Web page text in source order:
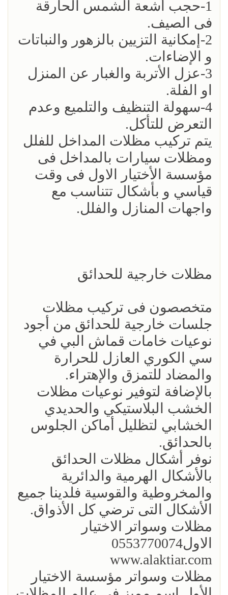
1-حجب أشعة الشمس الحارقة
فى الصيف.
2-إمكانية التزيين بالزهور والنباتات
و الإضاءات.
3-عزل الأتربة والغبار عن المنزل
او الفلة.
4-سهولة التنظيف والتلميع وعدم
التعرض للتأكل.
يتم تركيب مظلات المداخل للفلل
ومظلات سيارات بالمداخل فى
مؤسسة الأختيار الاول فى وقت
قياسي و بأشكال تتناسب مع
واجهات المنازل والفلل.
مظلات خارجية للحدائق
متخصصون فى تركيب مظلات
جلسات خارجية للحدائق من أجود
نوعيات خامات قماش البي في
سي الكوري العازل للحرارة
والمضاد للتمزق والإهتراء.
بالإضافة لتوفير نوعيات مظلات
الخشب البلاستيكي والحديدي
الخشابي لتظليل أماكن الجلوس
بالحدائق.
نوفر أشكال مظلات الحدائق
بالأشكال الهرمية والدائرية
والمخروطية والقوسية فلدينا جميع
الأشكال التى ترضي كل الأذواق.
مظلات وسواتر الاختيار
الاول0553770074
www.alaktiar.com
مظلات وسواتر مؤسسة الاختيار